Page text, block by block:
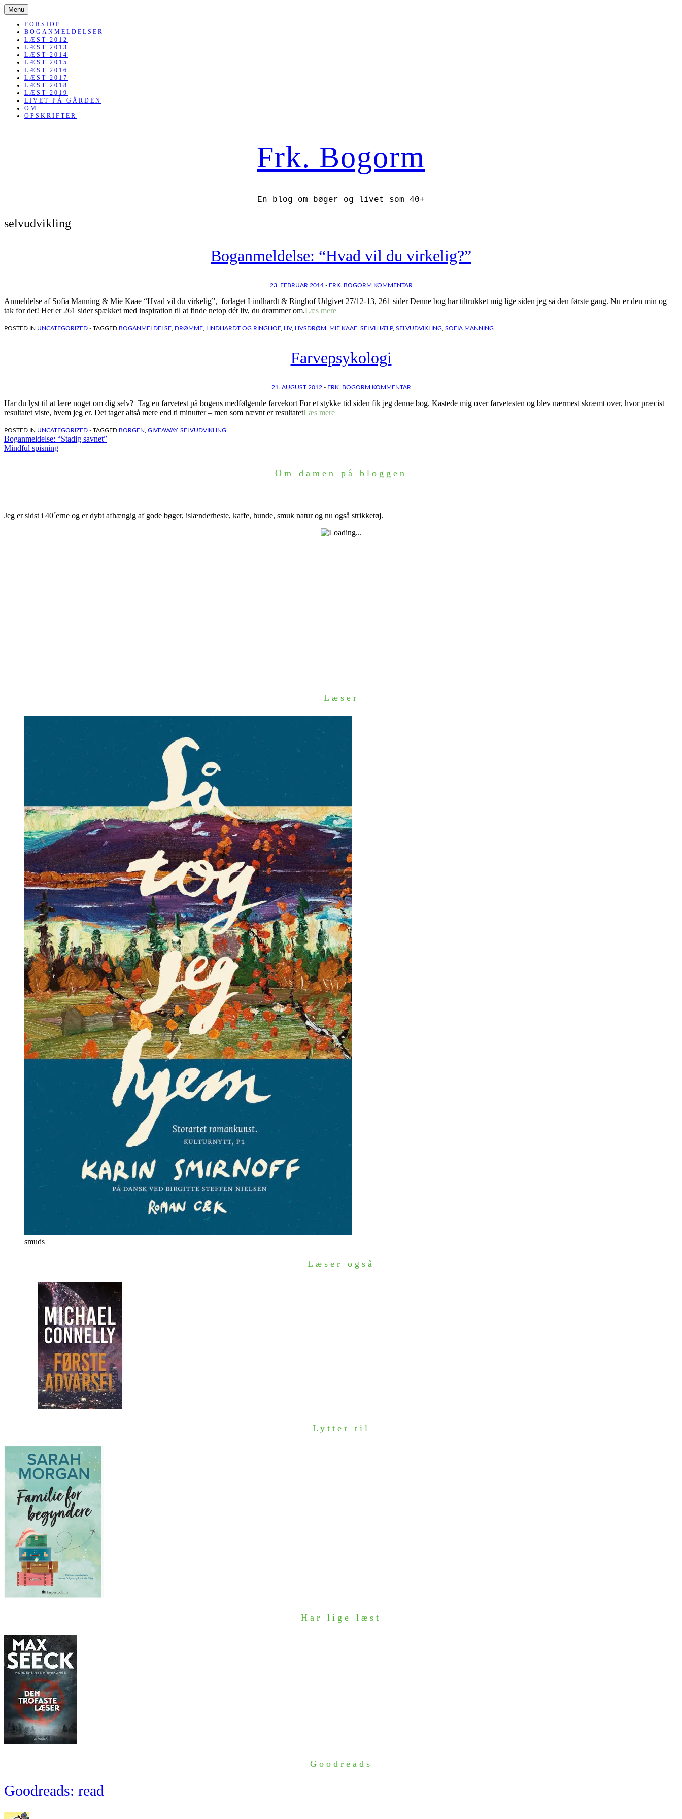
Menu SKIP
TO
CONTENT
FORSIDE
BOGANMELDELSER
LÆST 2012
LÆST 2013
LÆST 2014
LÆST 2015
LÆST 2016
LÆST 2017
LÆST 2018
LÆST 2019
LIVET PÅ GÅRDEN
OM
OPSKRIFTER
Frk. Bogorm
En blog om bøger og livet som 40+
selvudvikling
Boganmeldelse: “Hvad vil du virkelig?”
23. FEBRUAR 2014- FRK. BOGORM KOMMENTAR
Anmeldelse af Sofia Manning & Mie Kaae “Hvad vil du virkelig”, forlaget Lindhardt & Ringhof Udgivet 27/12-13, 261 sider Denne bog har tiltrukket mig lige siden jeg så den første gang. Nu er den min og
tak for det! Her er 261 sider spækket med inspiration til at finde netop dét liv, du drømmer om.Læs mere
POSTED IN UNCATEGORIZED - TAGGED BOGANMELDELSE DRØMME LINDHARDT OG RINGHOF, LIV, LIVSDRØM MIE KAAE SELVHJÆLP, SELVUDVIKLING SOFIA MANNING
Farvepsykologi
21. AUGUST 2012 - FRK. BOGORM KOMMENTAR
Har du lyst til at lære noget om dig selv? Tag en farvetest på bogens medfølgende farvekort For et stykke tid siden fik jeg denne bog. Kastede mig over farvetesten og blev nærmest skræmt over, hvor præcist
resultatet viste, hvem jeg er. Det tager altså mere end ti minutter – men som nævnt er resultatetLæs mere
POSTED IN UNCATEGORIZED - TAGGED BORGEN GIVEAWAY, SELVUDVIKLING
Indlægsnavigation
Boganmeldelse: “Stadig savnet”
Mindful spisning
Om damen på bloggen
Jeg er sidst i 40´erne og er dybt afhængig af gode bøger, islænderheste, kaffe, hunde, smuk natur og nu også strikketøj.
Læser
smuds
Læser også
Lytter til
Har lige læst
Goodreads
Goodreads: read